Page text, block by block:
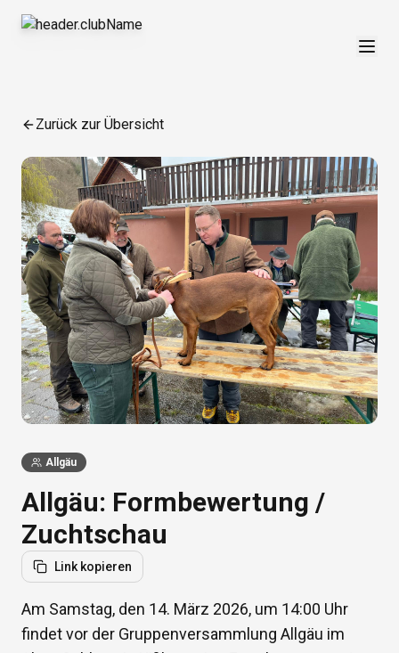
Zurück zur Übersicht
Allgäu
Allgäu: Formbewertung /
Zuchtschau
Link kopieren
Am Samstag, den 14. März 2026, um 14:00 Uhr
findet vor der Gruppenversammlung Allgäu im